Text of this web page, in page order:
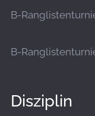
B-
B-
Disziplin